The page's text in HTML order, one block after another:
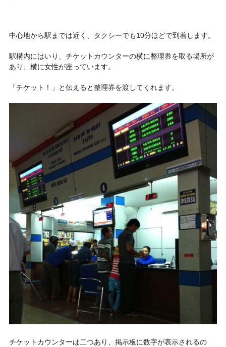
中心地から駅までは近く、タクシーでも10分ほどで到着します。
駅構内にはいり、チケットカウンターの横に整理券を取る場所が
あり、横に女性が座っています。
「チケット！」と伝えると整理券を渡してくれます。
チケットカウンターは二つあり、掲示板に数字が表示されるの